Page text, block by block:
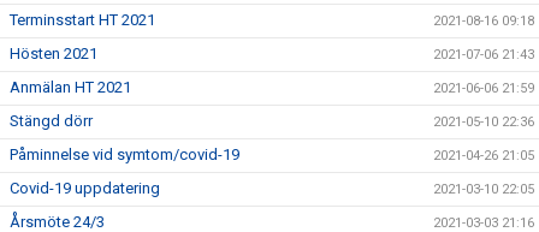
Terminsstart HT 2021 2021-08-16 09:18
Hösten 2021 2021-07-06 21:43
Anmälan HT 2021 2021-06-06 21:59
Stängd dörr 2021-05-10 22:36
Påminnelse vid symtom/covid-19 2021-04-26 21:05
Covid-19 uppdatering 2021-03-10 22:05
Årsmöte 24/3 2021-03-03 21:16